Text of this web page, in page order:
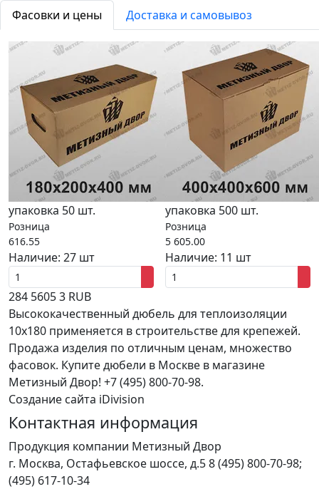
Фасовки и цены Доставка и самовывоз
упаковка 50 шт.
Розница
616.55
Наличие: 27 шт
упаковка 500 шт.
Розница
5 605.00
Наличие: 11 шт
284 56053 RUB
Высококачественный дюбель для теплоизоляции
10x180 применяется в строительстве для крепежей.
Продажа изделия по отличным ценам, множество
фасовок. Купите дюбели в Москве в магазине
Метизный Двор! +7 (495) 800-70-98.
Создание сайта iDivision
Контактная информация
Продукция компании Метизный Двор
г. Москва, Остафьевское шоссе, д.58 (495) 800-70-98;
(495) 617-10-34